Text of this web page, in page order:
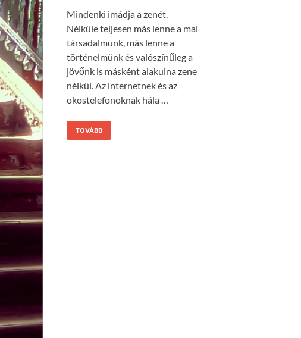
Mindenki imádja a zenét.
Nélküle teljesen más lenne a mai
társadalmunk, más lenne a
történelmünk és valószínűleg a
jövőnk is másként alakulna zene
nélkül. Az internetnek és az
okostelefonoknak hála …
TOVÁBB